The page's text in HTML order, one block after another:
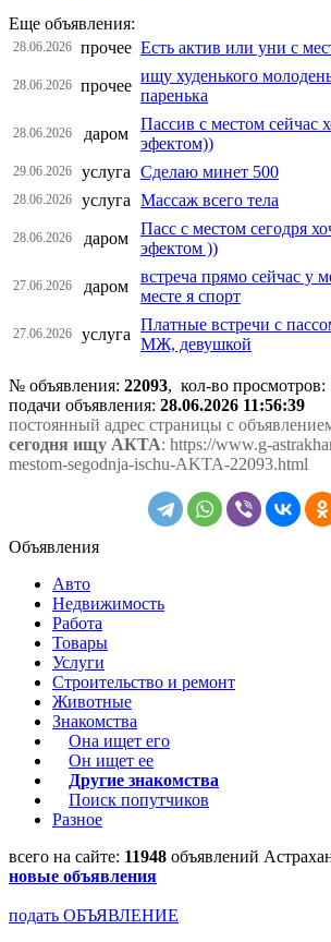
Еще объявления:
28.06.2026 прочее Есть актив или уни с
28.06.2026 прочее
ищу худенького
паренька
28.06.2026 даром
Пассив с местом сейчас
эфектом))
29.06.2026 услуга Сделаю минет 500
28.06.2026 услуга Массаж всего тела
28.06.2026 даром
Пасс с местом сегодря
эфектом ))
27.06.2026 даром
встреча прямо сейчас у
месте я спорт
27.06.2026 услуга
Платные встречи с
МЖ, девушкой
№ объявления: 22093, кол-во просмотров:
подачи объявления: 28.06.2026 11:56:39
постоянный адрес страницы с
сегодня ищу АКТА: https://www.g-
mestom-segodnja-ischu-AKTA-22093.html
Объявления
Авто
Недвижимость
Работа
Товары
Услуги
Строительство и ремонт
Животные
Знакомства
Она ищет его
Он ищет ее
Другие знакомства
Поиск попутчиков
Разное
всего на сайте: 11948 объявлений
новые объявления
подать ОБЪЯВЛЕНИЕ